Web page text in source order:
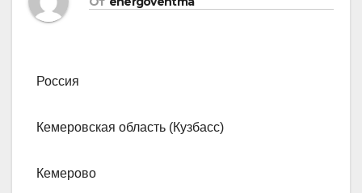
Россия
Кемеровская область (Кузбасс)
Кемерово